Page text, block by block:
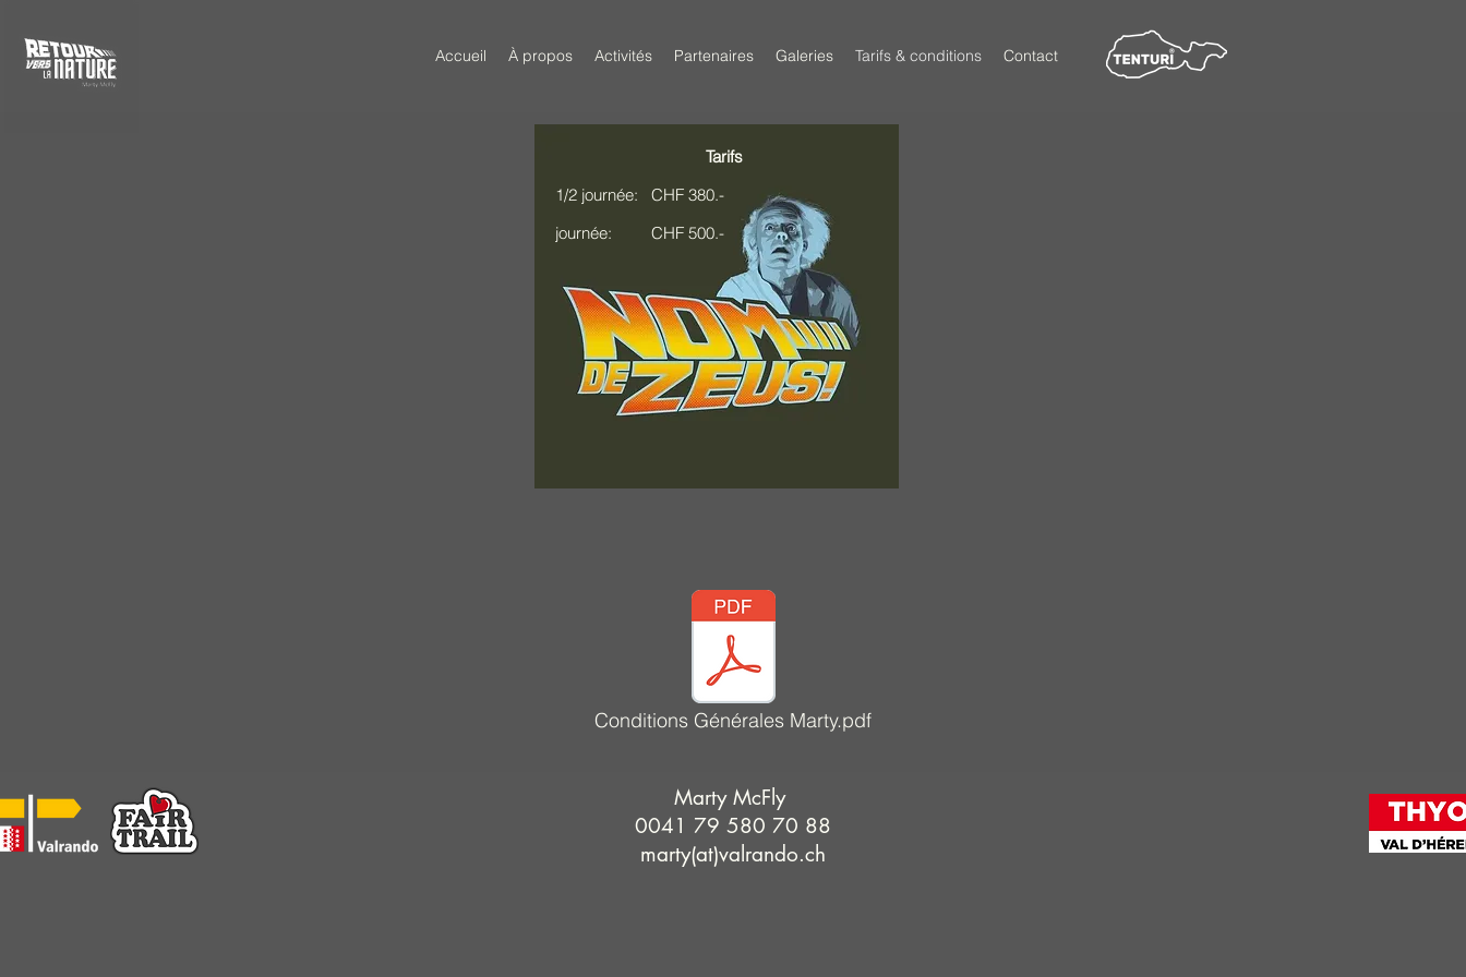
Accueil À propos Activités Partenaires Galeries Tarifs & conditions Contact
Tarifs
1/2 journée: CHF 380.-
journée: CHF 500.-
Conditions Générales Marty.pdf
Marty McFly
0041 79 580 70 88
marty(at)valrando.ch